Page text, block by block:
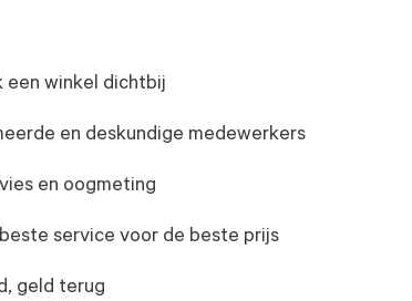
een winkel dichtbij
en deskundige medewerkers
en oogmeting
service voor de beste prijs
geld terug